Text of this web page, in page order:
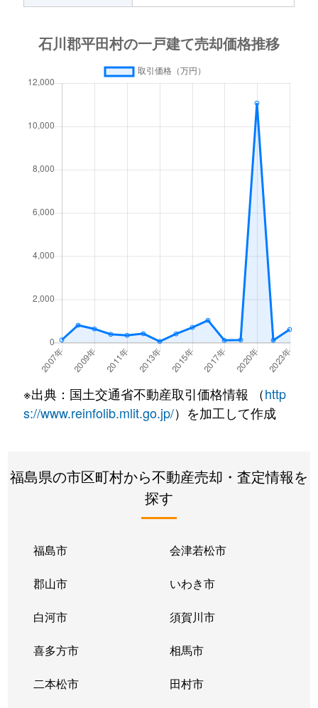
※出典：国土交通省不動産取引価格情報 （http
s://www.reinfolib.mlit.go.jp/）を加工して作成
福島県の市区町村から不動産売却・査定情報を
探す
福島市 会津若松市
郡山市 いわき市
白河市 須賀川市
喜多方市 相馬市
二本松市 田村市